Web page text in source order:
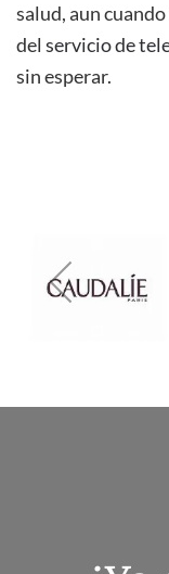
salud, aun
del servicio de
sin esperar.